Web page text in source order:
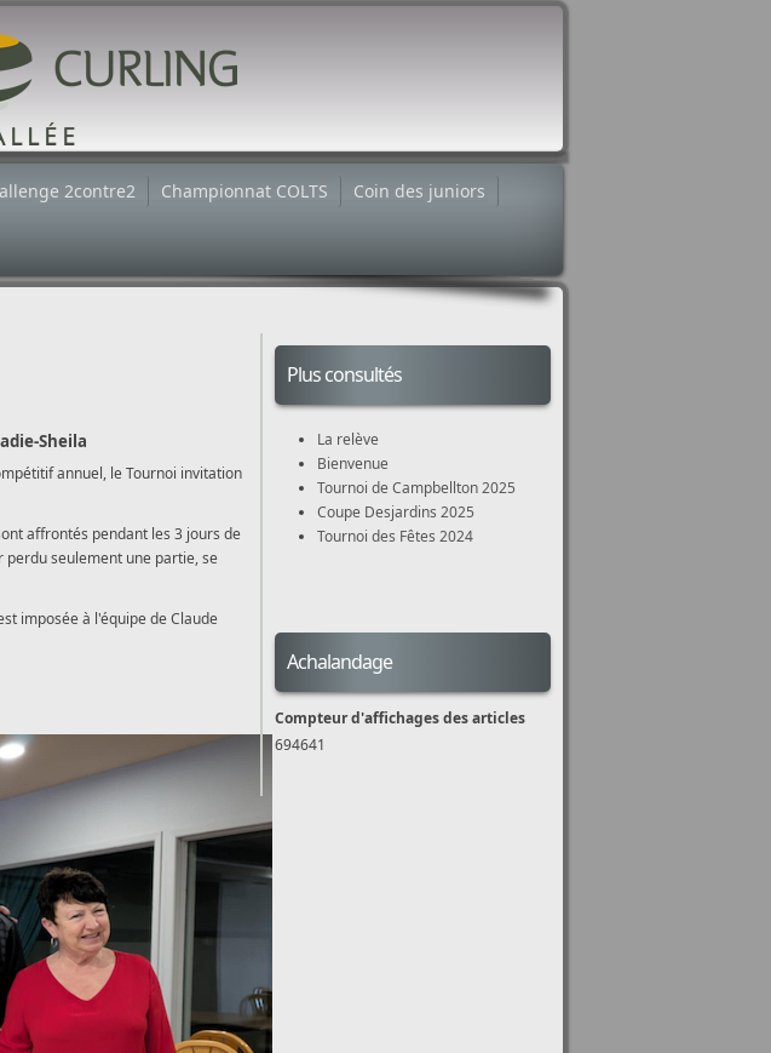
2contre2 Championnat COLTS Coin des juniors
Sheila
annuel, le Tournoi invitation
affrontés pendant les 3 jours de
perdu seulement une partie, se
imposée à l'équipe de Claude
Plus consultés
La relève
Bienvenue
Tournoi de Campbellton 2025
Coupe Desjardins 2025
Tournoi des Fêtes 2024
Achalandage
Compteur d'affichages des articles
694641